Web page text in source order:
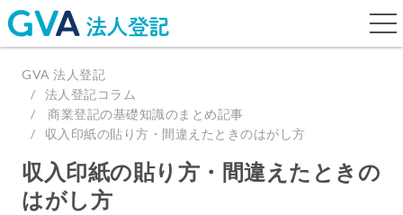
GVA 法人登記
法人登記コラム
商業登記の基礎知識のまとめ記事
収入印紙の貼り方・間違えたときのはがし方
収入印紙の貼り方・間違えたときの
はがし方